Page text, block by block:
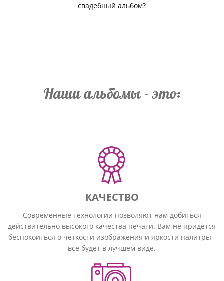
свадебный альбом?
Наши альбомы - это:
КАЧЕСТВО
Современные технологии позволяют нам добиться
действительно высокого качества печати. Вам не придется
беспокоиться о четкости изображения и яркости палитры -
все будет в лучшем виде.